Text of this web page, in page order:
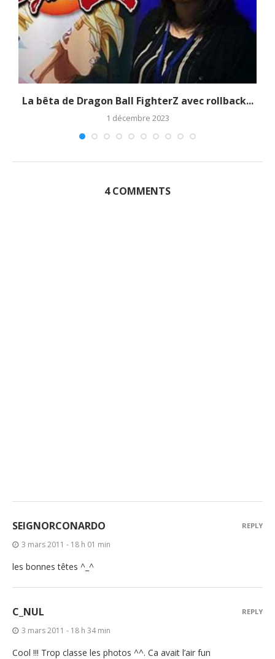
La bêta de Dragon Ball FighterZ avec rollback...
1 décembre 2023
4 COMMENTS
SEIGNORCONARDO
3 mars 2011 - 18 h 01 min
les bonnes têtes ^_^
REPLY
C_NUL
3 mars 2011 - 18 h 34 min
Cool !!! Trop classe les photos ^^. Ca avait l’air fun
REPLY